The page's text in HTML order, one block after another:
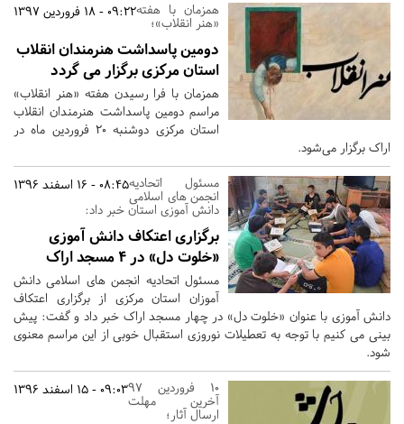
09:22 - 18 فروردین 1397همزمان با هفته
«هنر انقلاب»؛
دومین پاسداشت هنرمندان انقلاب
استان مرکزی برگزار می گردد
همزمان با فرا رسیدن هفته «هنر انقلاب»
مراسم دومین پاسداشت هنرمندان انقلاب
استان مرکزی دوشنبه 20 فروردین ماه در
اراک برگزار می‌شود.
08:45 - 16 اسفند 1396مسئول اتحادیه
انجمن های اسلامی
دانش آموزی استان خبر داد:
برگزاری اعتکاف دانش آموزی
«خلوت دل» در 4 مسجد اراک
مسئول اتحادیه انجمن های اسلامی دانش
آموزان استان مرکزی از برگزاری اعتکاف
دانش آموزی با عنوان «خلوت دل» در چهار مسجد اراک خبر داد و گفت: پیش
بینی می کنیم با توجه به تعطیلات نوروزی استقبال خوبی از این مراسم معنوی
شود.
09:03 - 15 اسفند 139610 فروردین 97
آخرین مهلت
ارسال آثار؛